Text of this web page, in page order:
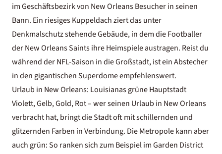
im Geschäftsbezirk von New Orleans Besucher in seinen
Bann. Ein riesiges Kuppeldach ziert das unter
Denkmalschutz stehende Gebäude, in dem die Footballer
der New Orleans Saints ihre Heimspiele austragen. Reist du
während der NFL-Saison in die Großstadt, ist ein Abstecher
in den gigantischen Superdome empfehlenswert.
Urlaub in New Orleans: Louisianas grüne Hauptstadt
Violett, Gelb, Gold, Rot – wer seinen Urlaub in New Orleans
verbracht hat, bringt die Stadt oft mit schillernden und
glitzernden Farben in Verbindung. Die Metropole kann aber
auch grün: So ranken sich zum Beispiel im Garden District